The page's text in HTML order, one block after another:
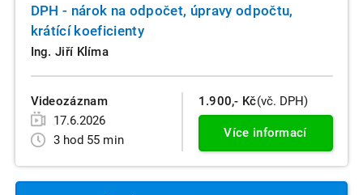
DPH - nárok na odpočet, úpravy odpočtu,
krátící koeficienty
Ing. Jiří Klíma
Videozáznam
17.6.2026
3 hod 55 min
1.900,- Kč(vč. DPH)
Více informací